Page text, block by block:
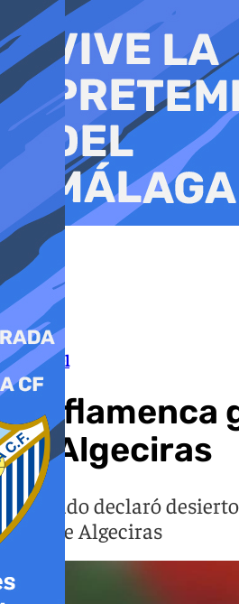
al
contenido
Un cartel
‘La flamenca
de Algeciras
El jurado declaró
Real de Algeciras